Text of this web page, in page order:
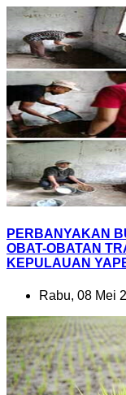
PERBANYAKAN
OBAT-OBATAN
KEPULAUAN
Rabu, 08 Mei